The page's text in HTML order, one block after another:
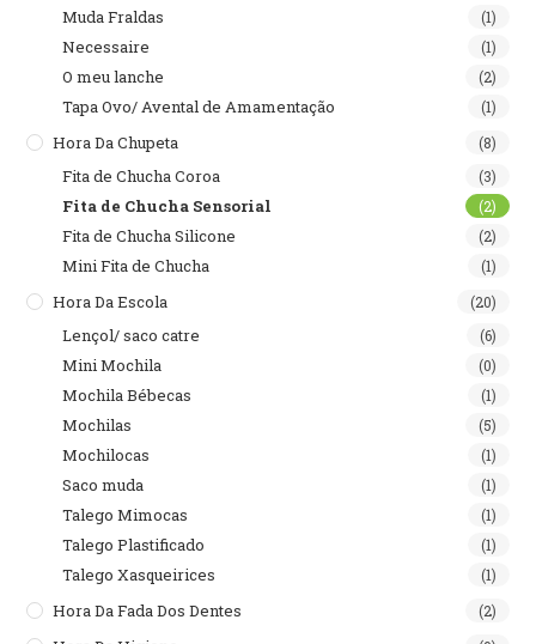
Muda Fraldas (1)
Necessaire (1)
O meu lanche (2)
Tapa Ovo/ Avental de Amamentação (1)
Hora Da Chupeta (8)
Fita de Chucha Coroa (3)
Fita de Chucha Sensorial (2)
Fita de Chucha Silicone (2)
Mini Fita de Chucha (1)
Hora Da Escola (20)
Lençol/ saco catre (6)
Mini Mochila (0)
Mochila Bébecas (1)
Mochilas (5)
Mochilocas (1)
Saco muda (1)
Talego Mimocas (1)
Talego Plastificado (1)
Talego Xasqueirices (1)
Hora Da Fada Dos Dentes (2)